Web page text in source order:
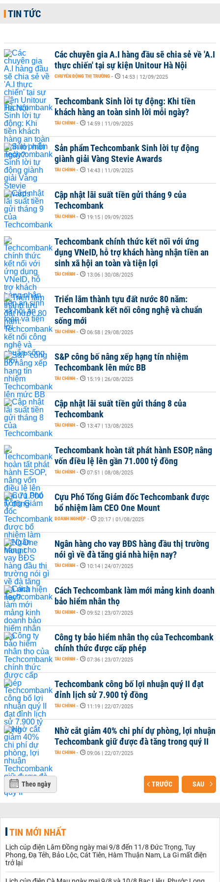
TIN TỨC
Các chuyên gia A.I hàng đầu sẽ chia sẻ về 'A.I
thực chiến' tại sự kiện Unitour Hà Nội
CHUYỂN ĐỘNG THỊ TRƯỜNG - 14:53 | 12/09/2025
Techcombank Sinh lời tự động: Khi tiền
khách hàng an toàn sinh lời mỗi ngày?
TÀI CHÍNH - 14:59 | 11/09/2025
Sản phẩm Techcombank Sinh lời tự động
giành giải Vàng Stevie Awards
TÀI CHÍNH - 14:43 | 11/09/2025
Cập nhật lãi suất tiền gửi tháng 9 của
Techcombank
TÀI CHÍNH - 19:15 | 09/09/2025
Techcombank chính thức kết nối với ứng
dụng VNeID, hỗ trợ khách hàng nhận tiền an
sinh xã hội an toàn và tiện lợi
TÀI CHÍNH - 13:06 | 30/08/2025
Triển lãm thành tựu đất nước 80 năm:
Techcombank kết nối công nghệ và chuẩn
sống mới
TÀI CHÍNH - 06:58 | 29/08/2025
S&P công bố nâng xếp hạng tín nhiệm
Techcombank lên mức BB
TÀI CHÍNH - 15:19 | 26/08/2025
Cập nhật lãi suất tiền gửi tháng 8 của
Techcombank
TÀI CHÍNH - 13:47 | 13/08/2025
Techcombank hoàn tất phát hành ESOP, nâng
vốn điều lệ lên gần 71.000 tỷ đồng
TÀI CHÍNH - 07:51 | 08/08/2025
Cựu Phó Tổng Giám đốc Techcombank được
bổ nhiệm làm CEO One Mount
DOANH NGHIỆP - 20:17 | 01/08/2025
Ngân hàng cho vay BĐS hàng đầu thị trường
nói gì về đà tăng giá nhà hiện nay?
TÀI CHÍNH - 10:14 | 24/07/2025
Cách Techcombank làm mới mảng kinh doanh
bảo hiểm nhân thọ
TÀI CHÍNH - 09:52 | 23/07/2025
Công ty bảo hiểm nhân thọ của Techcombank
chính thức được cấp phép
TÀI CHÍNH - 07:36 | 23/07/2025
Techcombank công bố lợi nhuận quý II đạt
đỉnh lịch sử 7.900 tỷ đồng
TÀI CHÍNH - 11:19 | 22/07/2025
Nhờ cắt giảm 40% chi phí dự phòng, lợi nhuận
Techcombank giữ được đà tăng trong quý II
TÀI CHÍNH - 09:06 | 22/07/2025
Theo ngày TRƯỚC SAU
TIN MỚI NHẤT
Lịch cúp điện Lâm Đồng ngày mai 9/8 đến 11/8 Đức Trọng, Tuy
Phong, Đạ Tẻh, Bảo Lộc, Cát Tiên, Hàm Thuận Nam, La Gi mất điện
trở lại